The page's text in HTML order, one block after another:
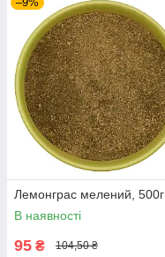
Лемонграс мелений, 500г
В наявності
95 ₴ 104,50 ₴